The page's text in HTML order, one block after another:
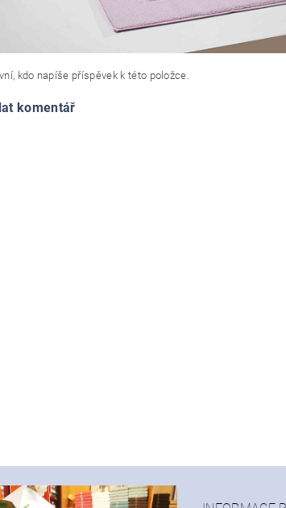
kdo napíše příspěvek k této položce.
komentář